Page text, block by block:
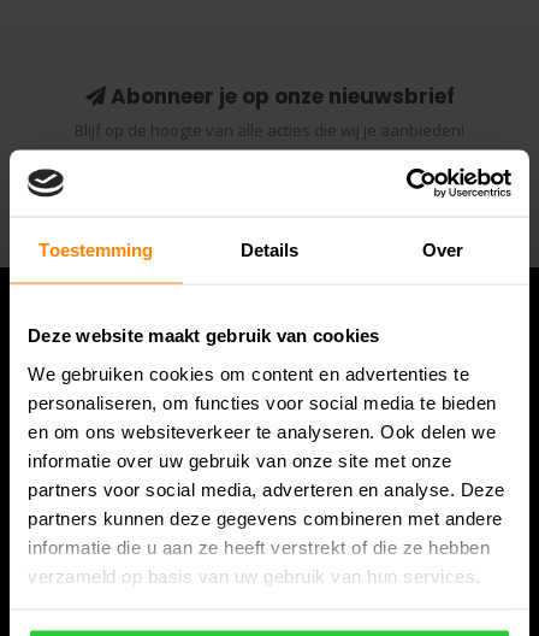
Toestemming Details Over
Deze website maakt gebruik van cookies
We gebruiken cookies om content en advertenties te
personaliseren, om functies voor social media te bieden
en om ons websiteverkeer te analyseren. Ook delen we
informatie over uw gebruik van onze site met onze
partners voor social media, adverteren en analyse. Deze
partners kunnen deze gegevens combineren met andere
informatie die u aan ze heeft verstrekt of die ze hebben
verzameld op basis van uw gebruik van hun services.
Abonneer je op onze nieuwsbrief
Blijf op de hoogte van alle acties die wij je aanbieden!
Abonneer
Bespanracket.nl is dé racketspecialist van Lelystad en
omstreken.